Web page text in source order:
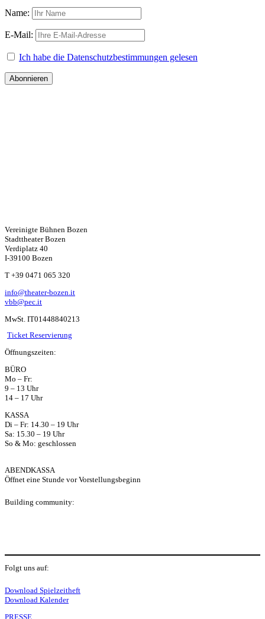
Name:
E-Mail:
Ich habe die Datenschutzbestimmungen gelesen
Vereinigte Bühnen Bozen
Stadttheater Bozen
Verdiplatz 40
I-39100 Bozen
T +39 0471 065 320
info@theater-bozen.it
vbb@pec.it
MwSt. IT01448840213
W
ha
ts
ap
p
Ticket Reservierung
Öffnungszeiten:
BÜRO
Mo – Fr:
9 – 13 Uhr
14 – 17 Uhr
KASSA
Di – Fr: 14.30 – 19 Uhr
Sa: 15.30 – 19 Uhr
So & Mo: geschlossen
ABENDKASSA
Öffnet eine Stunde vor Vorstellungsbeginn
Building community:
P
Folgt uns auf:
Y
Download Spielzeitheft
Download Kalender
PRESSE